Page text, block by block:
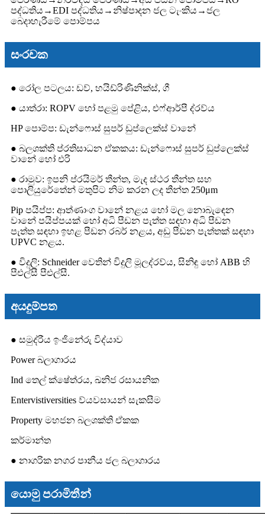
පද්ධතිය →EDI පද්ධතිය → නිෂ්පාදන ජල ටැංකිය →ජල
බෙදාහැරීමේ පොම්පය
සංරචක
● රෝල පටලය: ඩව්, හයිඩ්රිණිනික්ස්, ගී
● යාත්රා: ROPV හෝ පළමු පේළිය, එෆ්ආර්පී ද්රව්ය
HP පොම්ප: ඩැන්ෆොස් සුපර් ඩුප්ලෙක්ස් වානේ
● බලශක්ති ප්රතිසාධන ඒකකය: ඩැන්ෆොස් සුපර් ඩුප්ලෙක්ස්
වානේ හෝ එරි
● රාමුව: ඉපනි ප්රයිමර් තීන්ත, මැද ස්ථර තීන්ත සහ
පොලියුරේතේන් මතුපිට නිම කරන ලද තීන්ත 250μm
Pip පයිප්ප: ආත්ණාංග වානේ නළය හෝ මල නොබැඳෙන
වානේ පයිප්පයක් හෝ අධි පීඩන පැත්ත සඳහා අධි පීඩන
පැත්ත සඳහා ඉහළ පීඩන රබර් නළය, අඩු පීඩන පැත්තක් සඳහා
UPVC නළය.
● විදුලි: Schneider වෙතින් විදුලි මූලද්රව්ය, සිනිඳු හෝ ABB හි
පීඑල්සී පීඑල්සී.
අයදුම්පත
● සමුද්රීය ඉංජිනේරු විද්යාව
Power බලාගාරය
Ind තෙල් ක්ෂේත්රය, ඛනිජ රසායනික
Entervistiversities ව්යවසායන් සැකසීම
Property මහජන බලශක්ති ඒකක
කර්මාන්ත
● නාගරික නගර පානීය ජල බලාගාරය
යොමු පරාමිතීන්